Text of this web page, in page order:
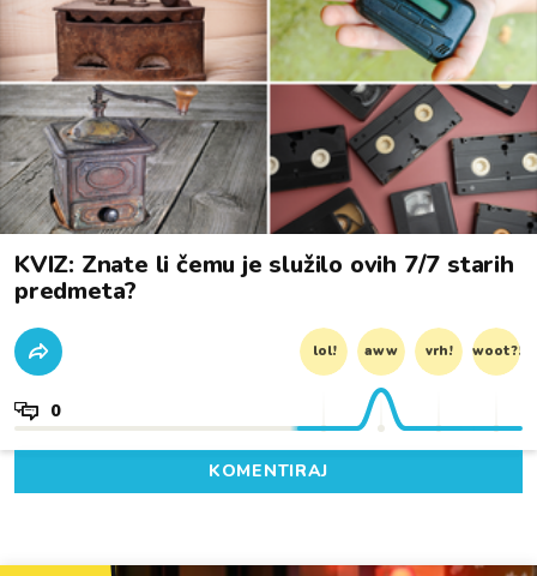
KVIZ: Znate li čemu je služilo ovih 7/7 starih
predmeta?
lol! aww vrh! woot?!
0
KOMENTIRAJ